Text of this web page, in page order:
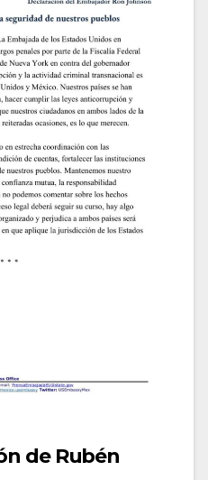
de Rubén